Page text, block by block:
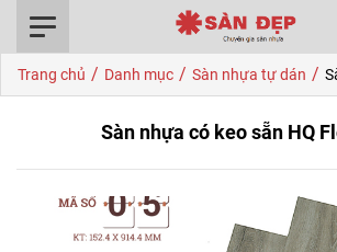
Trang chủ / Danh mục / Sàn nhựa tự dán /
Sàn nhựa có keo sẵn HQ